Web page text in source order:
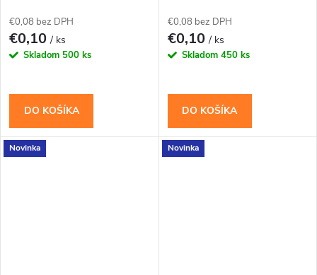
€0,08 bez DPH
€0,10/ ks
Skladom 500 ks
DO KOŠÍKA
€0,08 bez DPH
€0,10/ ks
Skladom 450 ks
DO KOŠÍKA
Novinka Novinka